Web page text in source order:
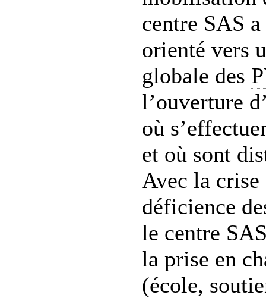
centre SAS a
orienté vers
globale des
l’ouverture
où
et où sont
Avec la
déficience
le centre
la prise en
(école,